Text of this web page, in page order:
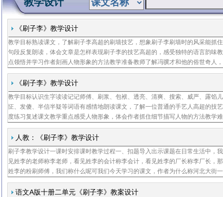
《刷子李》教学设计
教学目标熟读课文，了解刷子李高超的刷墙技艺，想象刷子李刷墙时的风采能抓
句段反复朗读，体会文章是怎样表现刷子李的技艺高超的，感受独特的语言韵味
点领悟并学习作者刻画人物形象的方法教学准备教师了解冯骥才和他的俗世奇人
相关资料课时安排课时教学过程一、导入新课师大千世界，无奇不有，在我们的
我们经常
《刷子李》教学设计
教学目标认识生字读读记记师傅、刷浆、包袱、透亮、清爽、搜索、威严、露馅
怔、发傻、半信半疑等词语有感情地朗读课文，了解一位普通的手艺人高超的技
度练习复述课文教学重点感受人物形象，体会作者抓住细节描写人物的方法教学
习复述课文教学准备教师了解冯骥才和俗世奇人，搜集相关资料，提供同类文章
快手刘等
人教：《刷子李》教学设计
刷子李教学设计一课时安排课时教学过程一、扣题导入出示课题在日常生活中，
见姓李的老师称李老师，看见姓李的会计称李会计，看见姓李的厂长称李厂长，
姓李的粉刷师傅，我们称什么呢可我们今天学习的课文，作者为什么称河北大街
造厂的师傅为刷子李呢请同学们结合预习，猜猜原因刷子李他的技艺到底有多高
节课我们
语文A版十册二单元《刷子李》教案设计